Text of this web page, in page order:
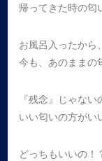
帰ってきた時の匂
お風呂入ったから
今も、あのままの
『残念』じゃない
いい匂いの方がい
どっちもいいの！